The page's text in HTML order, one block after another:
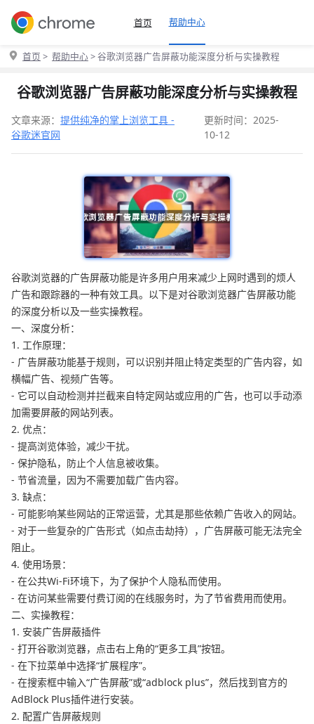
首页 帮助中心
首页 > 帮助中心> 谷歌浏览器广告屏蔽功能深度分析与实操教程
谷歌浏览器广告屏蔽功能深度分析与实操教程
文章来源： 提供纯净的掌上浏览工具 -
谷歌迷官网
更新时间：2025-
10-12
谷歌浏览器的广告屏蔽功能是许多用户用来减少上网时遇到的烦人
广告和跟踪器的一种有效工具。以下是对谷歌浏览器广告屏蔽功能
的深度分析以及一些实操教程。
一、深度分析：
1. 工作原理：
- 广告屏蔽功能基于规则，可以识别并阻止特定类型的广告内容，如
横幅广告、视频广告等。
- 它可以自动检测并拦截来自特定网站或应用的广告，也可以手动添
加需要屏蔽的网站列表。
2. 优点：
- 提高浏览体验，减少干扰。
- 保护隐私，防止个人信息被收集。
- 节省流量，因为不需要加载广告内容。
3. 缺点：
- 可能影响某些网站的正常运营，尤其是那些依赖广告收入的网站。
- 对于一些复杂的广告形式（如点击劫持），广告屏蔽可能无法完全
阻止。
4. 使用场景：
- 在公共Wi-Fi环境下，为了保护个人隐私而使用。
- 在访问某些需要付费订阅的在线服务时，为了节省费用而使用。
二、实操教程：
1. 安装广告屏蔽插件
- 打开谷歌浏览器，点击右上角的“更多工具”按钮。
- 在下拉菜单中选择“扩展程序”。
- 在搜索框中输入“广告屏蔽”或“adblock plus”，然后找到官方的
AdBlock Plus插件进行安装。
2. 配置广告屏蔽规则